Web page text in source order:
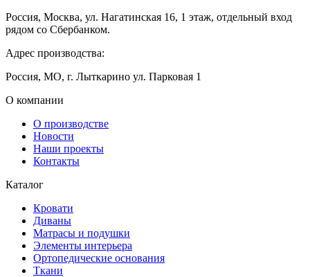
Россия, Москва, ул. Нагатинская 16, 1 этаж, отдельный вход
рядом со Сбербанком.
Адрес производства:
Россия, МО, г. Лыткарино ул. Парковая 1
О компании
О производстве
Новости
Наши проекты
Контакты
Каталог
Кровати
Диваны
Матрасы и подушки
Элементы интерьера
Ортопедические основания
Ткани